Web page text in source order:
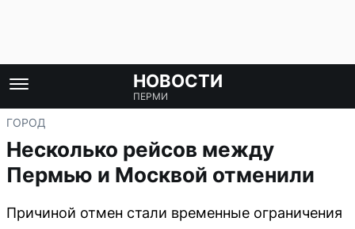
НОВОСТИ
ПЕРМИ
ГОРОД
Несколько рейсов между
Пермью и Москвой отменили
Причиной отмен стали временные ограничения